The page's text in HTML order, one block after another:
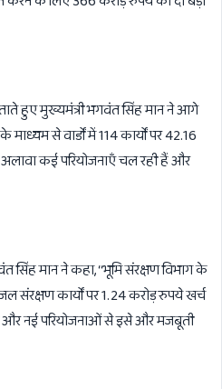
हुए मुख्यमंत्री भगवंत सिंह मान ने आगे
माध्यम से वार्डों में 114 कार्यों पर 42.16
कई परियोजनाएँ चल रही हैं और
मान ने कहा, ‘‘भूमि संरक्षण विभाग के
संरक्षण कार्यों पर 1.24 करोड़ रुपये खर्च
नई परियोजनाओं से इसे और मजबूती